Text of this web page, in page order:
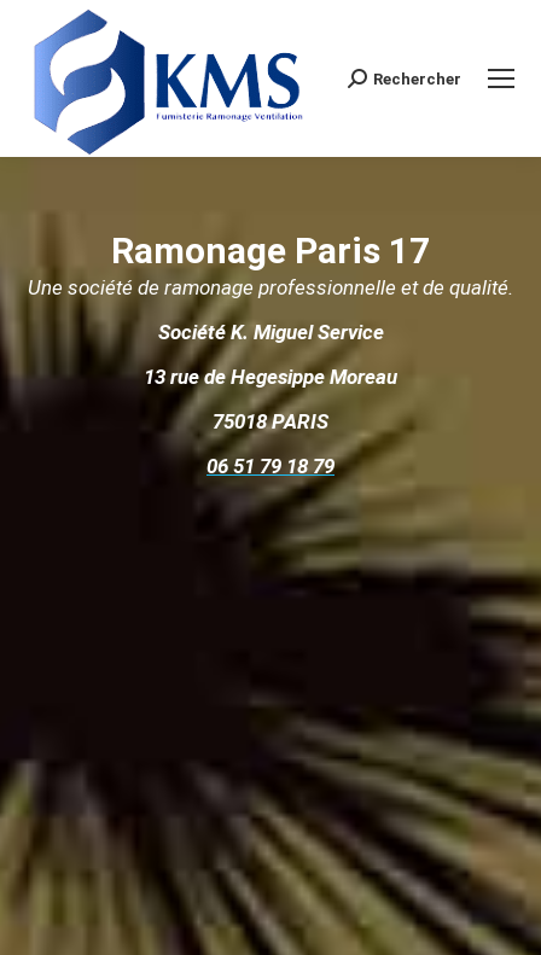
Search:
Rechercher
Ramonage Paris 17
Une société de ramonage professionnelle et de qualité.
Société K. Miguel Service
13 rue de Hegesippe Moreau
75018 PARIS
06 51 79 18 79